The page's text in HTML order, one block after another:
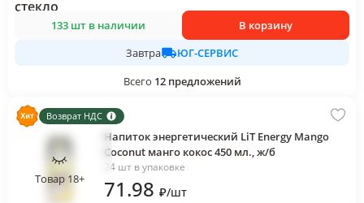
133 шт в наличии
В корзину
Завтра
ЮГ-СЕРВИС
Всего 12 предложений
Возврат НДС
Товар 18+
Напиток энергетический LiT Energy Mango
Coconut манго кокос 450 мл., ж/б
24 шт в упаковке
71.98 ₽/шт